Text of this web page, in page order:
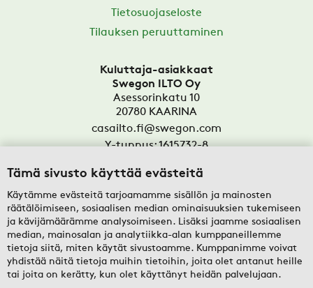
Tietosuojaseloste
Tilauksen peruuttaminen
Kuluttaja-asiakkaat
Swegon ILTO Oy
Asessorinkatu 10
20780 KAARINA
casailto.fi@swegon.com
Y-tunnus: 1615732-8
Yritysasiakkaat
Oy Swegon Ab
Bertel Jungin aukio 7
FI-02600 ESPOO
tekninentuki@swegon.fi
Y-tunnus: 0108352-2
Tämä sivusto käyttää evästeitä
Käytämme evästeitä tarjoamamme sisällön ja mainosten
räätälöimiseen, sosiaalisen median ominaisuuksien tukemiseen
ja kävijämäärämme analysoimiseen. Lisäksi jaamme sosiaalisen
median, mainosalan ja analytiikka-alan kumppaneillemme
tietoja siitä, miten käytät sivustoamme. Kumppanimme voivat
yhdistää näitä tietoja muihin tietoihin, joita olet antanut heille
tai joita on kerätty, kun olet käyttänyt heidän palvelujaan.